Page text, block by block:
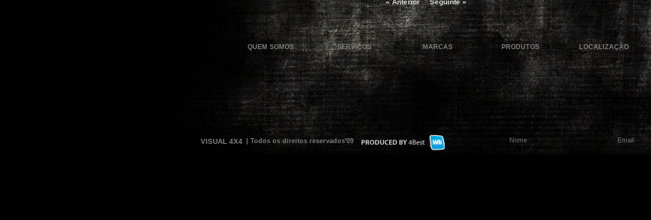
« Anterior
Seguinte »
QUEM SOMOS SERVIÇOS MARCAS PRODUTOS LOCALIZAÇÃO
VISUAL 4X4 | Todos os direitos reservados'09